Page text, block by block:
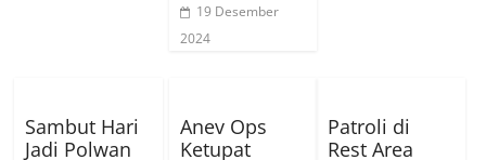
19 Desember
2024
Sambut Hari
Jadi Polwan
Anev Ops
Ketupat
Patroli di
Rest Area